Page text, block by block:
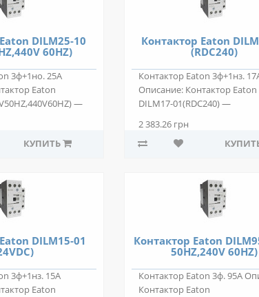
DILM25-10
60HZ)
3ф+1но. 25А
Eaton
—
КУПИТЬ
Контактор Eaton
(RDC240)
Контактор Eaton 3ф+1нз.
Описание: Контактор Eaton
DILM17-01(RDC240) —
2 383.26 грн
DILM15-01
3ф+1нз. 15А
Eaton
Контактор Eaton
50HZ,240V 60HZ)
Контактор Eaton 3ф. 95А
Контактор Eaton